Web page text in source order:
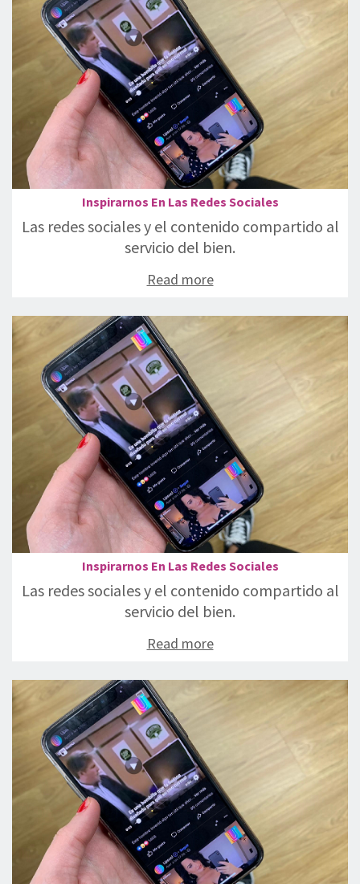
Inspirarnos En Las Redes Sociales
Las redes sociales y el contenido compartido al
servicio del bien.
Read more
Inspirarnos En Las Redes Sociales
Las redes sociales y el contenido compartido al
servicio del bien.
Read more